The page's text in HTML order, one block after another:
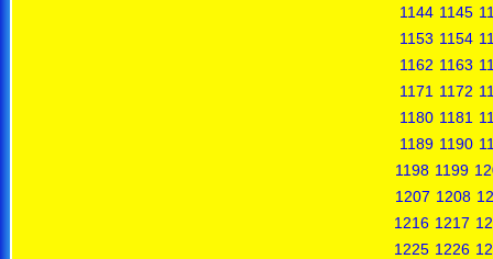
1144 1145
1153 1154
1162 1163
1171 1172
1180 1181
1189 1190
1198 1199
1207 1208
1216 1217
1225 1226